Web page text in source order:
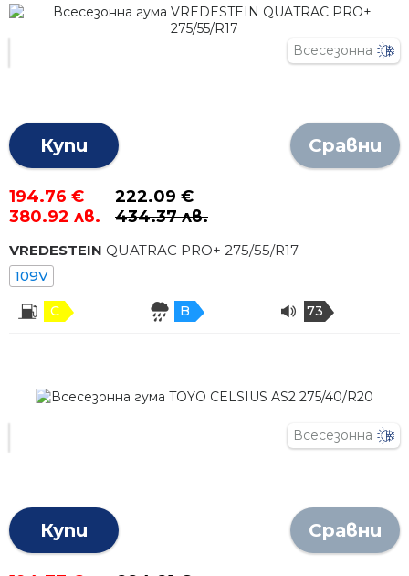
Всесезонна
Купи Сравни
194.76 €
380.92 лв.
222.09 €
434.37 лв.
VREDESTEIN QUATRAC PRO+ 275/55/R17
109V
C B 73
Всесезонна
Купи Сравни